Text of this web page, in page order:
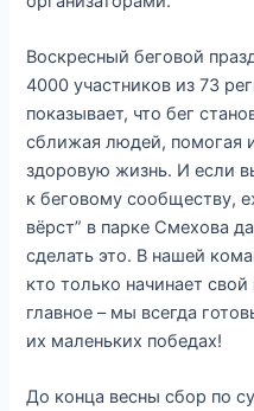
Воскресный беговой
4000 участников из 73
показывает, что бег
сближая людей, помогая
здоровую жизнь. И если
к беговому сообществу,
вёрст” в парке Смехова
сделать это. В нашей
кто только начинает
главное – мы всегда
их маленьких победах!
До конца весны сбор по